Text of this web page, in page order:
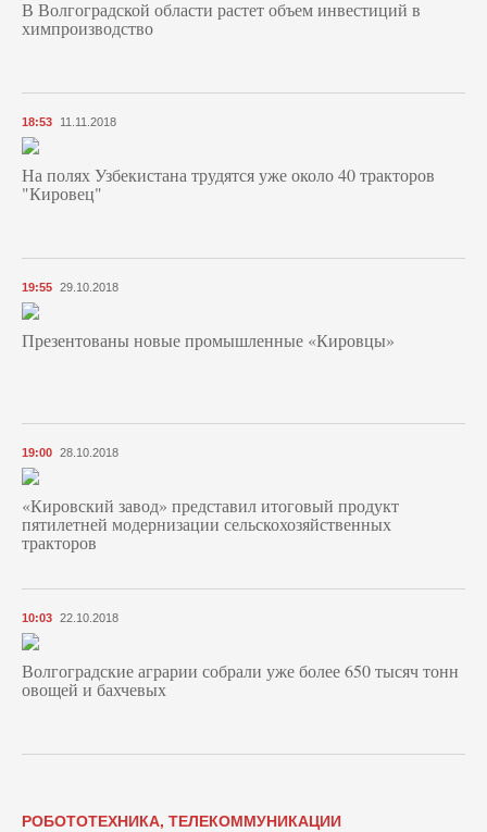
В Волгоградской области растет объем инвестиций в
химпроизводство
18:53 11.11.2018
На полях Узбекистана трудятся уже около 40 тракторов
"Кировец"
19:55 29.10.2018
Презентованы новые промышленные «Кировцы»
19:00 28.10.2018
«Кировский завод» представил итоговый продукт
пятилетней модернизации сельскохозяйственных
тракторов
10:03 22.10.2018
Волгоградские аграрии собрали уже более 650 тысяч тонн
овощей и бахчевых
РОБОТОТЕХНИКА, ТЕЛЕКОММУНИКАЦИИ